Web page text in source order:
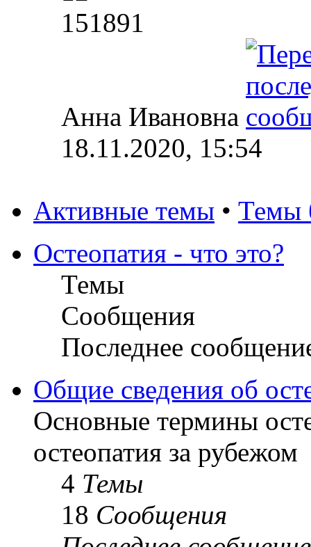
151891
Анна Ивановна
18.11.2020, 15:54
Активные темы • Темы
Остеопатия - что это?
Темы
Сообщения
Последнее
Общие сведения об
Основные термины
остеопатия за рубежом
4 Темы
18 Сообщения